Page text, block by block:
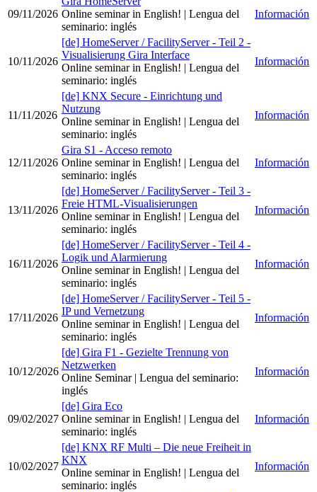
09/11/2026 Online seminar in English! | Lengua del
seminario: inglés
Información
10/11/2026
[de] HomeServer / FacilityServer - Teil 2 -
Visualisierung Gira Interface
Online seminar in English! | Lengua del
seminario: inglés
Información
11/11/2026
[de] KNX Secure - Einrichtung und
Nutzung
Online seminar in English! | Lengua del
seminario: inglés
Información
12/11/2026
Gira S1 - Acceso remoto
Online seminar in English! | Lengua del
seminario: inglés
Información
13/11/2026
[de] HomeServer / FacilityServer - Teil 3 -
Freie HTML-Visualisierungen
Online seminar in English! | Lengua del
seminario: inglés
Información
16/11/2026
[de] HomeServer / FacilityServer - Teil 4 -
Logik und Alarmierung
Online seminar in English! | Lengua del
seminario: inglés
Información
17/11/2026
[de] HomeServer / FacilityServer - Teil 5 -
IP und Vernetzung
Online seminar in English! | Lengua del
seminario: inglés
Información
10/12/2026
[de] Gira F1 - Gezielte Trennung von
Netzwerken
Online Seminar | Lengua del seminario:
inglés
Información
09/02/2027
[de] Gira Eco
Online seminar in English! | Lengua del
seminario: inglés
Información
10/02/2027
[de] KNX RF Multi – Die neue Freiheit in
KNX
Online seminar in English! | Lengua del
seminario: inglés
Información